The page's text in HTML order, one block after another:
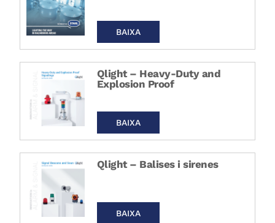
BAIXA
Qlight – Heavy-Duty and
Explosion Proof
BAIXA
Qlight – Balises i sirenes
BAIXA